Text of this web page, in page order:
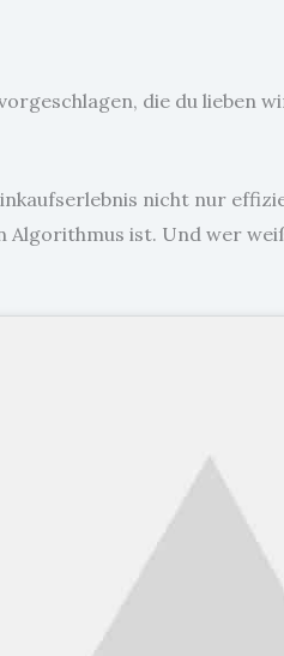
die du lieben
nicht nur
ist. Und wer